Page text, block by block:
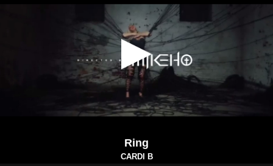
Ring
CARDI B